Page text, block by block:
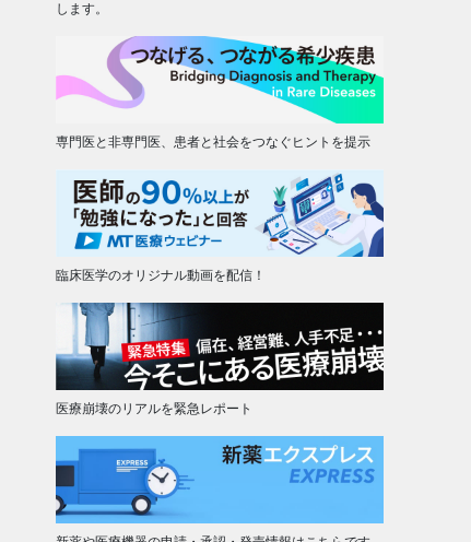
します。
専門医と非専門医、患者と社会をつなぐヒントを提示
臨床医学のオリジナル動画を配信！
医療崩壊のリアルを緊急レポート